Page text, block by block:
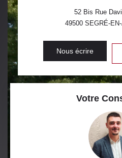
52 Bis Rue
49500 SEGRÉ-
Nous écrire
Votre